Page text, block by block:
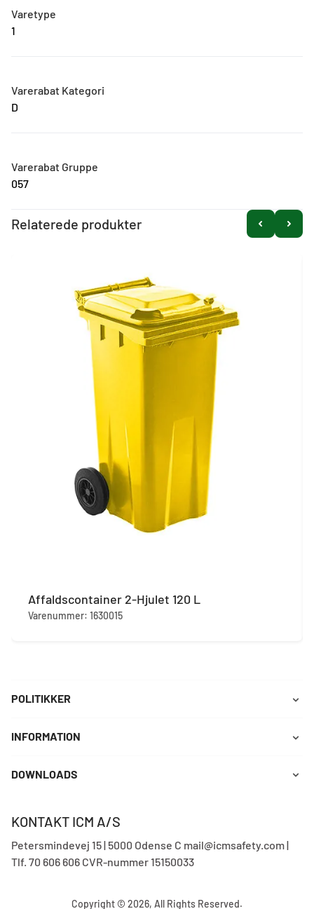
Varetype
1
Varerabat Kategori
D
Varerabat Gruppe
057
Relaterede produkter
Affaldscontainer 2-Hjulet 120 L
Varenummer: 1630015
POLITIKKER
INFORMATION
DOWNLOADS
KONTAKT ICM A/S
Petersmindevej 15 | 5000 Odense C mail@icmsafety.com |
Tlf. 70 606 606 CVR-nummer 15150033
Copyright © 2026, All Rights Reserved.